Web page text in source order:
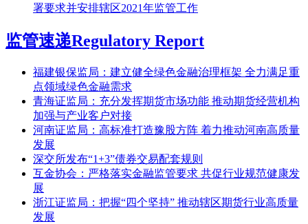
署要求并安排辖区2021年监管工作
监管速递Regulatory Report
福建银保监局：建立健全绿色金融治理框架 全力满足重
点领域绿色金融需求
青海证监局：充分发挥期货市场功能 推动期货经营机构
加强与产业客户对接
河南证监局：高标准打造豫股方阵 着力推动河南高质量
发展
深交所发布“1+3”债券交易配套规则
互金协会：严格落实金融监管要求 共促行业规范健康发
展
浙江证监局：把握“四个坚持” 推动辖区期货行业高质量
发展